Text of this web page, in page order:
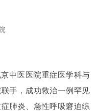
中医医院重症医学科与
手，成功救治一例罕见
肺炎、急性呼吸窘迫综